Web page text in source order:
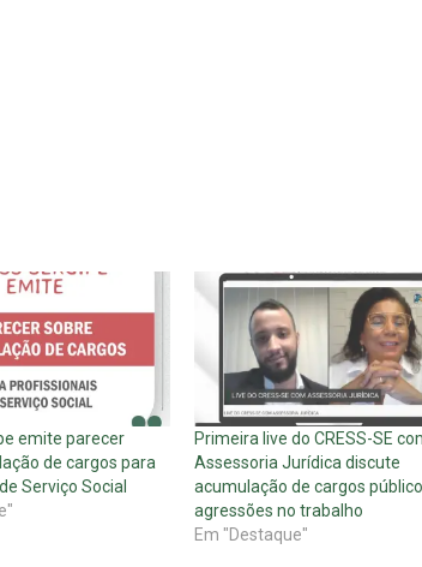
emite parecer
de cargos para
Serviço Social
Primeira live do CRESS-SE
Assessoria Jurídica discute
acumulação de cargos
agressões no trabalho
Em "Destaque"